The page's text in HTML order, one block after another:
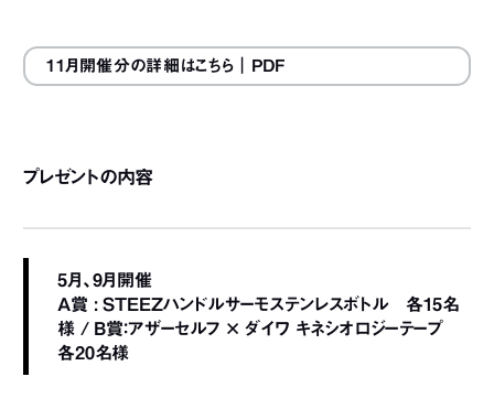
11月開催分の詳細はこちら ｜PDF
プレゼントの内容
5月、9月開催
A賞 : STEEZハンドルサーモステンレスボトル 各15名
様 / B賞：アザーセルフ × ダイワ キネシオロジーテープ
各20名様